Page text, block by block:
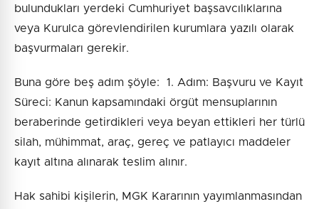
bulundukları yerdeki Cumhuriyet başsavcılıklarına
veya Kurulca görevlendirilen kurumlara yazılı olarak
başvurmaları gerekir.
Buna göre beş adım şöyle: 1. Adım: Başvuru ve Kayıt
Süreci: Kanun kapsamındaki örgüt mensuplarının
beraberinde getirdikleri veya beyan ettikleri her türlü
silah, mühimmat, araç, gereç ve patlayıcı maddeler
kayıt altına alınarak teslim alınır.
Hak sahibi kişilerin, MGK Kararının yayımlanmasından